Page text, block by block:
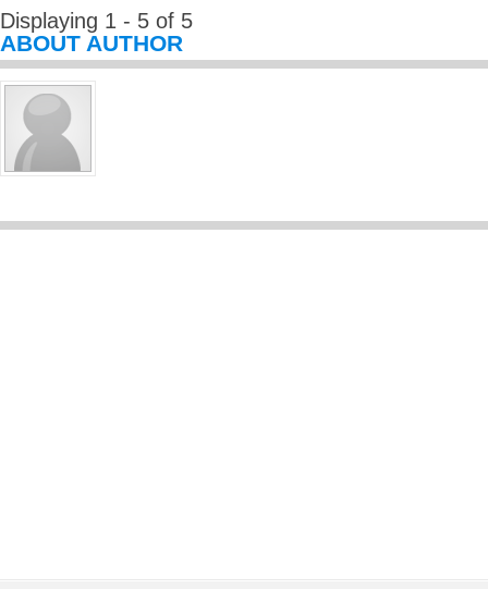
Displaying 1 - 5 of 5
ABOUT AUTHOR